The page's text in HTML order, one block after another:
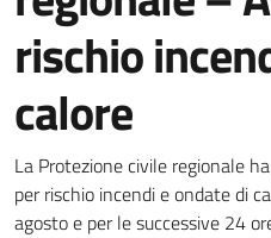
rischio
calore
Dettagli della
La Protezione civile regionale
per rischio incendi e ondate di
agosto e per le successive 24